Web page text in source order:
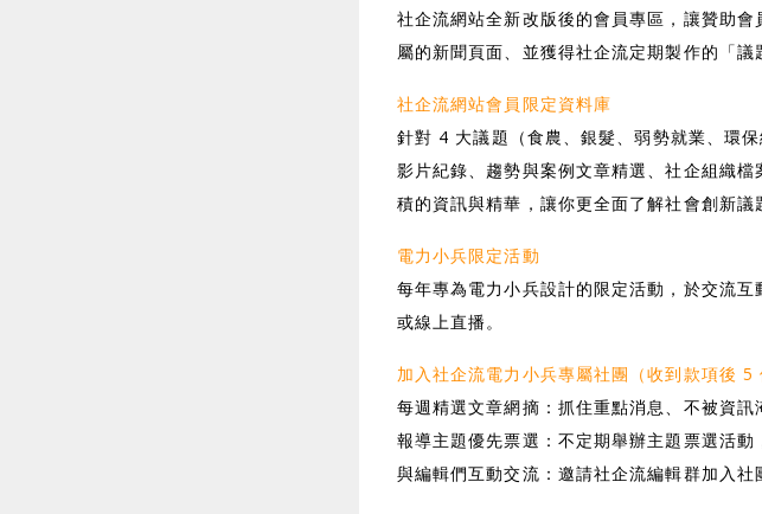
社企流網站全新改版後的會員專區，讓贊助
屬的新聞頁面、並獲得社企流定期製作的「議
社企流網站會員限定資料庫
針對 4 大議題（食農、銀髮、弱勢就業、環
影片紀錄、趨勢與案例文章精選、社企組織
積的資訊與精華，讓你更全面了解社會創新議
電力小兵限定活動
每年專為電力小兵設計的限定活動，於交流
或線上直播。
加入社企流電力小兵專屬社團（收到款項後 5
每週精選文章網摘：抓住重點消息、不被資訊
報導主題優先票選：不定期舉辦主題票選活動
與編輯們互動交流：邀請社企流編輯群加入社